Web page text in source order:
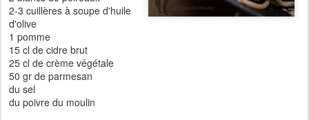
2-3 cuillères à soupe d'huile
d'olive
1 pomme
15 cl de cidre brut
25 cl de crème végétale
50 gr de parmesan
du sel
du poivre du moulin